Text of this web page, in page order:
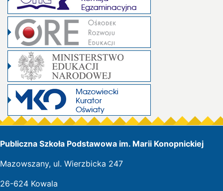
Publiczna Szkoła Podstawowa im. Marii Konopnickiej
Mazowszany, ul. Wierzbicka 247
26-624 Kowala